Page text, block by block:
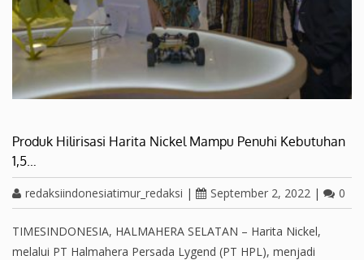
Produk Hilirisasi Harita Nickel Mampu Penuhi Kebutuhan
1,5…
redaksiindonesiatimur_redaksi | September 2, 2022 | 0
TIMESINDONESIA, HALMAHERA SELATAN – Harita Nickel,
melalui PT Halmahera Persada Lygend (PT HPL), menjadi